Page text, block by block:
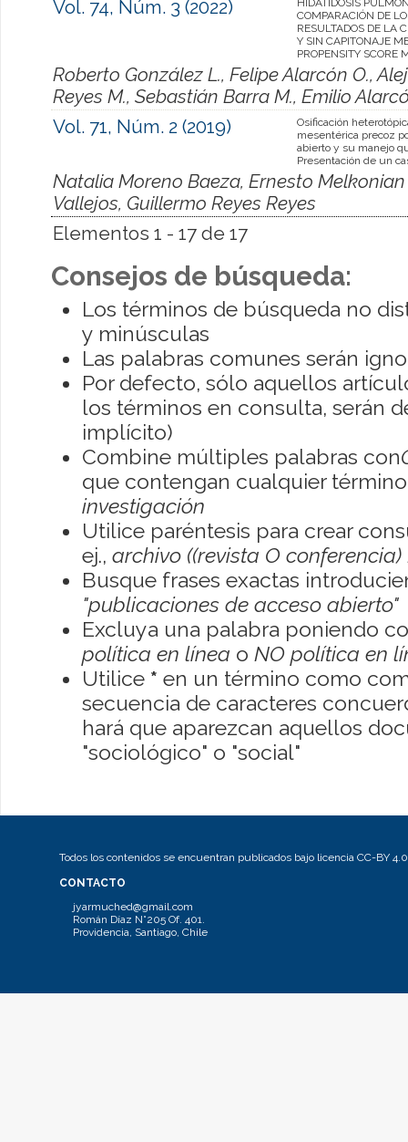
Vol. 74, Núm. 3 (2022)
COMPARACIÓN DE
RESULTADOS DE LA
Y SIN CAPITONAJE
PROPENSITY SCORE
Roberto González L., Felipe Alarcón O.,
Reyes M., Sebastián Barra M., Emilio
Vol. 71, Núm. 2 (2019)
Osificación
mesentérica precoz
abierto y su manejo
Presentación de un
Natalia Moreno Baeza, Ernesto
Vallejos, Guillermo Reyes Reyes
Elementos 1 - 17 de 17
Consejos de búsqueda:
Los términos de búsqueda no
y minúsculas
Las palabras comunes serán
Por defecto, sólo aquellos
los términos en consulta, serán
implícito)
Combine múltiples palabras con
que contengan cualquier
investigación
Utilice paréntesis para crear
ej., archivo ((revista O conferencia)
Busque frases exactas
"publicaciones de acceso abierto"
Excluya una palabra poniendo
política en línea o NO política en
Utilice * en un término como
secuencia de caracteres
hará que aparezcan aquellos
"sociológico" o "social"
Todos los contenidos se encuentran publicados bajo licencia CC-BY 4.0
CONTACTO
jyarmuched@gmail.com
Román Díaz N°205 Of. 401.
Providencia, Santiago, Chile